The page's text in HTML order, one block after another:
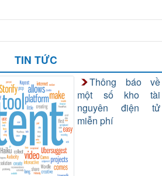
TIN TỨC
Thông báo về
một số kho tài
nguyên điện tử
miễn phí